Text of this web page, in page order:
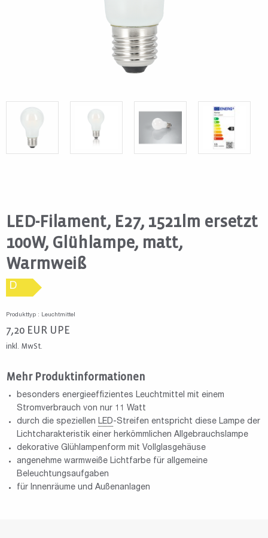
LED-Filament, E27, 1521lm ersetzt
100W, Glühlampe, matt,
Warmweiß
D
Produkttyp : Leuchtmittel
7,20 EUR UPE
inkl. MwSt.
Mehr Produktinformationen
besonders energieeffizientes Leuchtmittel mit einem
Stromverbrauch von nur 11 Watt
durch die speziellen LED-Streifen entspricht diese Lampe der
Lichtcharakteristik einer herkömmlichen Allgebrauchslampe
dekorative Glühlampenform mit Vollglasgehäuse
angenehme warmweiße Lichtfarbe für allgemeine
Beleuchtungsaufgaben
für Innenräume und Außenanlagen